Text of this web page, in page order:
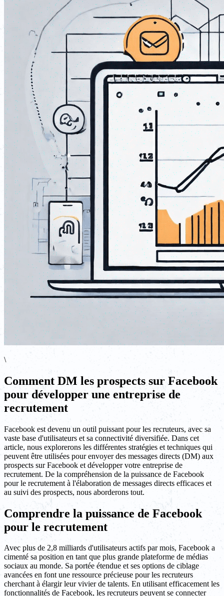
\
Comment DM les prospects sur Facebook
pour développer une entreprise de
recrutement
Facebook est devenu un outil puissant pour les recruteurs, avec sa
vaste base d'utilisateurs et sa connectivité diversifiée. Dans cet
article, nous explorerons les différentes stratégies et techniques qui
peuvent être utilisées pour envoyer des messages directs (DM) aux
prospects sur Facebook et développer votre entreprise de
recrutement. De la compréhension de la puissance de Facebook
pour le recrutement à l'élaboration de messages directs efficaces et
au suivi des prospects, nous aborderons tout.
Comprendre la puissance de Facebook
pour le recrutement
Avec plus de 2,8 milliards d'utilisateurs actifs par mois, Facebook a
cimenté sa position en tant que plus grande plateforme de médias
sociaux au monde. Sa portée étendue et ses options de ciblage
avancées en font une ressource précieuse pour les recruteurs
cherchant à élargir leur vivier de talents. En utilisant efficacement les
fonctionnalités de Facebook, les recruteurs peuvent se connecter